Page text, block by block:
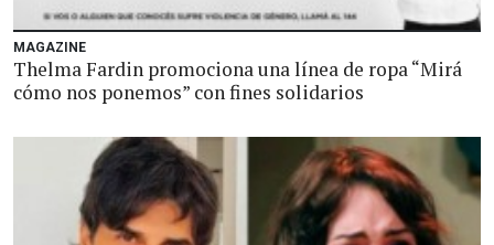
MAGAZINE
Thelma Fardin promociona una línea de ropa “Mirá
cómo nos ponemos” con fines solidarios